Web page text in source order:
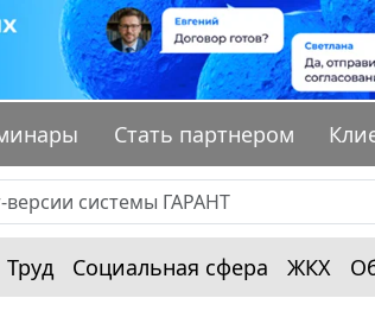
Стать партнером
Труд Социальная сфера ЖКХ